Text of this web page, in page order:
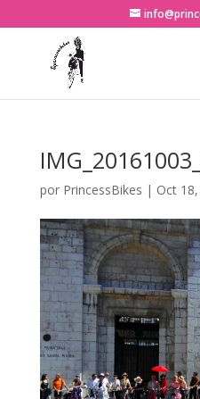
por PrincessBikes | Oct